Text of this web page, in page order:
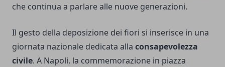
che continua a parlare alle nuove generazioni.
Il gesto della deposizione dei fiori si inserisce in una
giornata nazionale dedicata alla consapevolezza
civile. A Napoli, la commemorazione in piazza